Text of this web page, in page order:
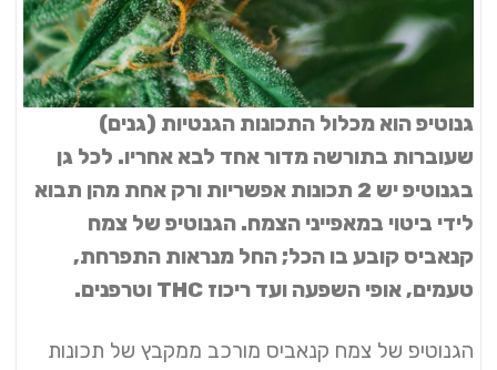
גנוטיפ הוא מכלול התכונות הגנטיות (גנים)
שעוברות בתורשה מדור אחד לבא אחריו. לכל גן
בגנוטיפ יש 2 תכונות אפשריות ורק אחת מהן תבוא
לידי ביטוי במאפייני הצמח. הגנוטיפ של צמח
קנאביס קובע בו הכל; החל מנראות התפרחת,
טעמים, אופי השפעה ועד ריכוז THC וטרפנים.
הגנוטיפ של צמח קנאביס מורכב ממקבץ של תכונות